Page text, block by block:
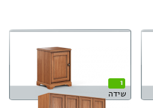
1
שידה